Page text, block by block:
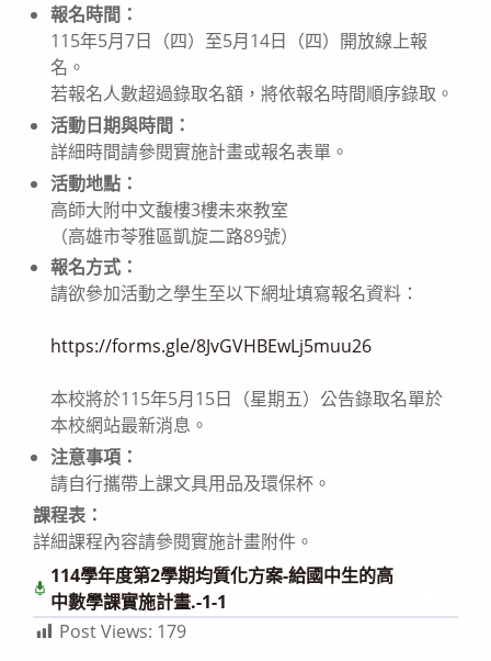
報名時間：
115年5月7日（四）至5月14日（四）開放線上報
名。
若報名人數超過錄取名額，將依報名時間順序錄取。
活動日期與時間：
詳細時間請參閱實施計畫或報名表單。
活動地點：
高師大附中文馥樓3樓未來教室
（高雄市苓雅區凱旋二路89號）
報名方式：
請欲參加活動之學生至以下網址填寫報名資料：
https://forms.gle/8JvGVHBEwLj5muu26
本校將於115年5月15日（星期五）公告錄取名單於
本校網站最新消息。
注意事項：
請自行攜帶上課文具用品及環保杯。
課程表：
詳細課程內容請參閱實施計畫附件。
114學年度第2學期均質化方案-給國中生的高
中數學課實施計畫.-1-1
Post Views: 179